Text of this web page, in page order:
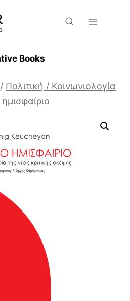
Books
/ Πολιτική / Κοινωνιολογία